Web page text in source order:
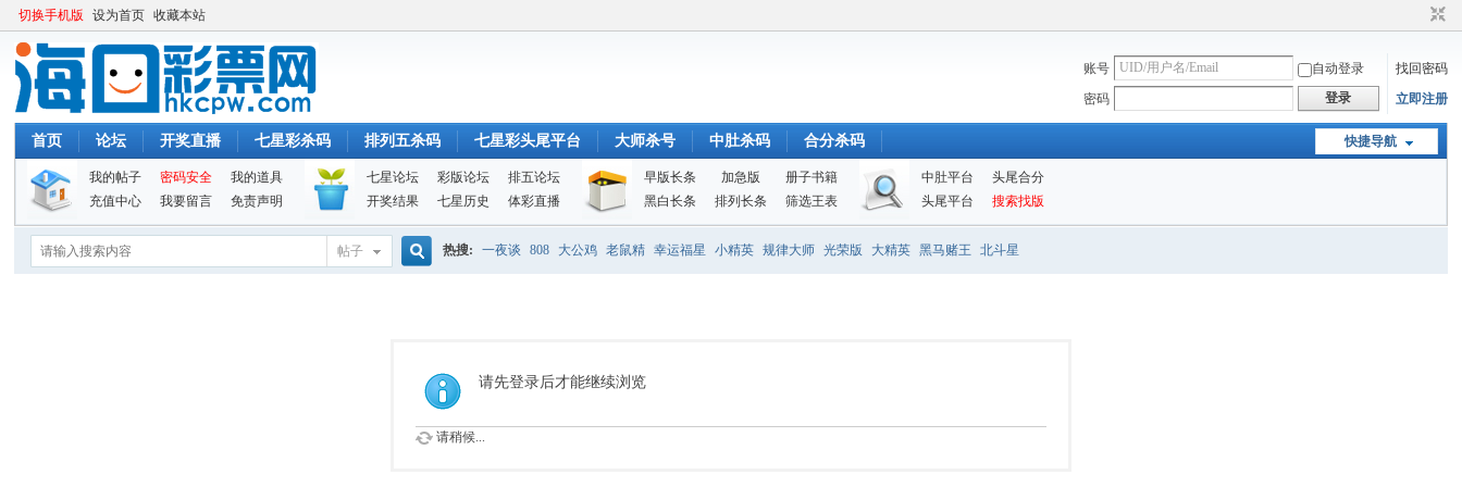
切换手机版 设为首页 收藏本站
账号 自动登录
找回密码
密码
登录 立即注册
快捷导航
首页 论坛 开奖直播 七星彩杀码 排列五杀码 七星彩头尾平台 大师杀号 中肚杀码 合分杀码
我的帖子 密码安全
我的道具
充值中心
我要留言 免责声明
七星论坛 彩版论坛
排五论坛
开奖结果
七星历史 体彩直播
早版长条 加急版
册子书籍
黑白长条
排列长条 筛选王表
中肚平台
头尾合分
头尾平台
搜索找版
帖子 热搜: 一夜谈 808 大公鸡 老鼠精 幸运福星 小精英 规律大师 光荣版 大精英 黑马赌王 北斗星
请先登录后才能继续浏览
请稍候...